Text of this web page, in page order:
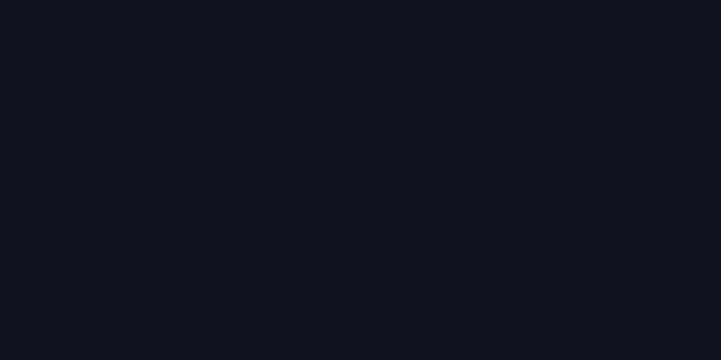
innovar
Para la Colaboración y
solo un conjunto de herramientas; es un cambio